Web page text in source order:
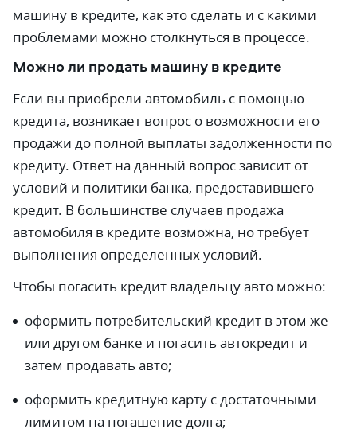
машину в кредите, как это сделать и с какими
проблемами можно столкнуться в процессе.
Можно ли продать машину в кредите
Если вы приобрели автомобиль с помощью
кредита, возникает вопрос о возможности его
продажи до полной выплаты задолженности по
кредиту. Ответ на данный вопрос зависит от
условий и политики банка, предоставившего
кредит. В большинстве случаев продажа
автомобиля в кредите возможна, но требует
выполнения определенных условий.
Чтобы погасить кредит владельцу авто можно:
оформить потребительский кредит в этом же
или другом банке и погасить автокредит и
затем продавать авто;
оформить кредитную карту с достаточными
лимитом на погашение долга;